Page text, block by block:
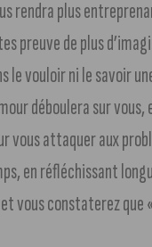
rendra plus
preuve de plus
le vouloir ni le savoir
déboulera sur vous,
attaquer aux
en réfléchissant
vous constaterez que